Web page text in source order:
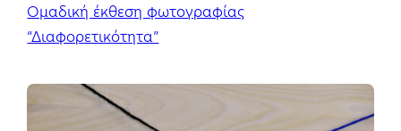
h
Ομαδική έκθεση φωτογραφίας
“Διαφορετικότητα”